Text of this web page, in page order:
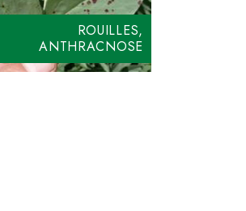
COLOSSAL PRO
ROUILLES,
ANTHRACNOSE